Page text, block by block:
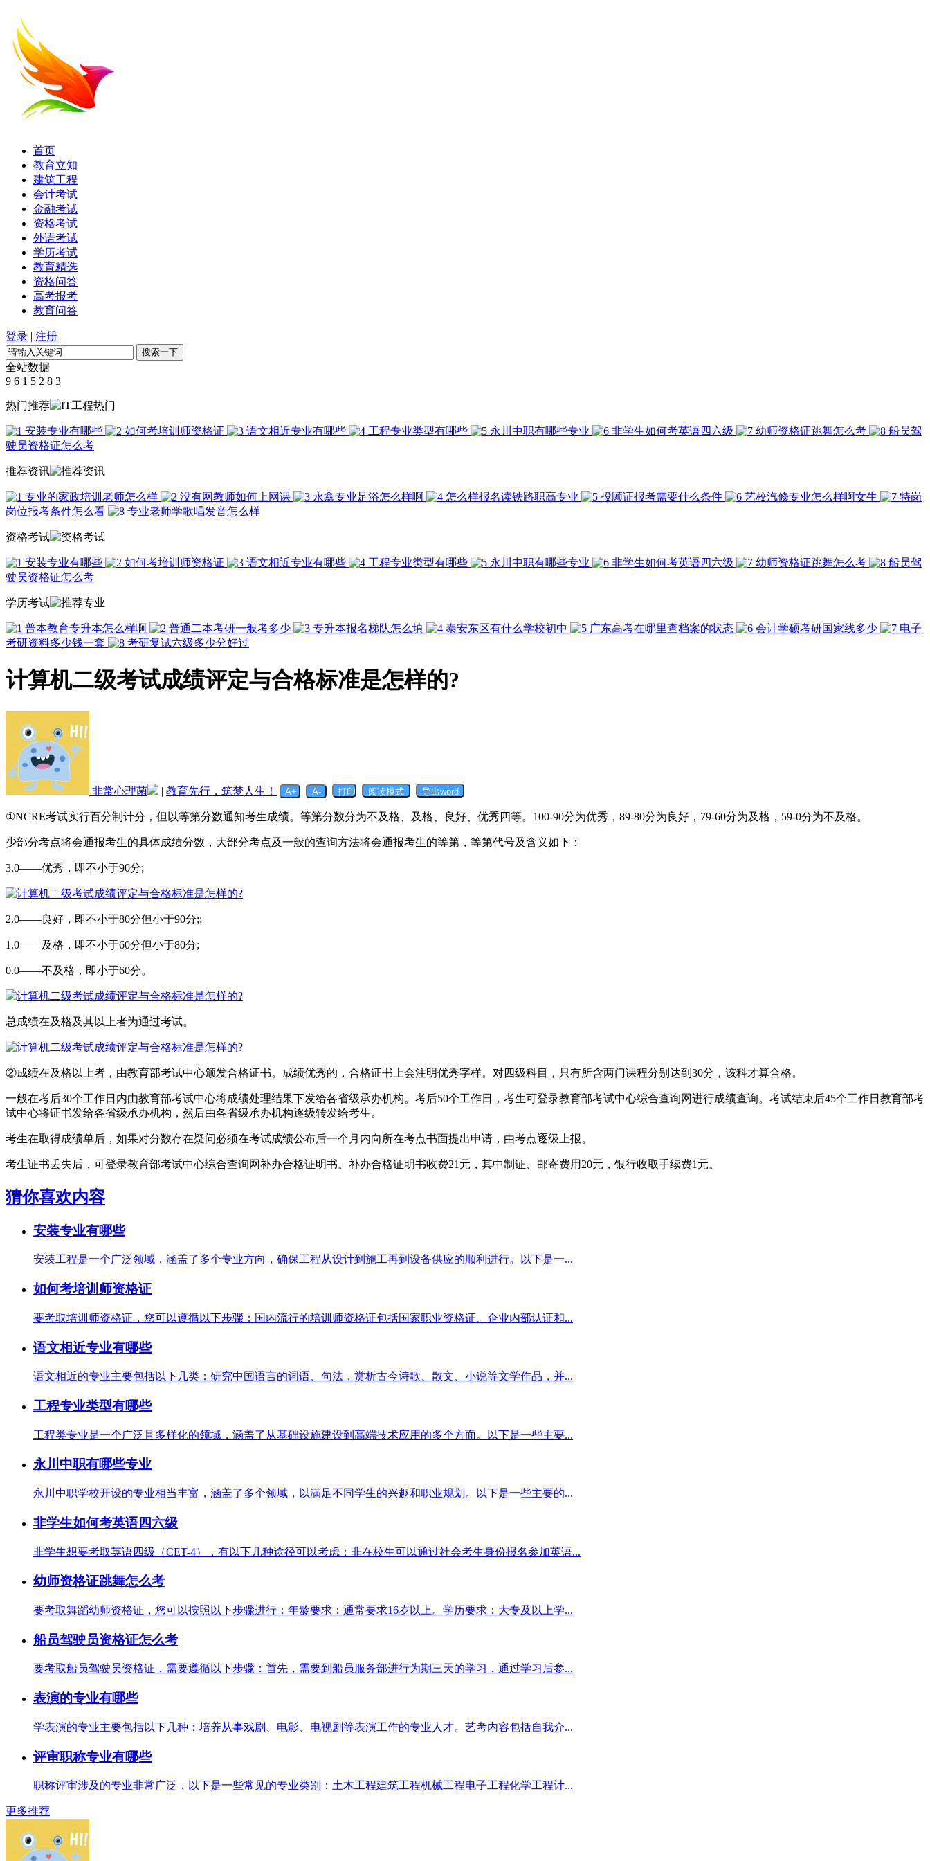
首页
教育立知
建筑工程
会计考试
金融考试
资格考试
外语考试
学历考试
教育精选
资格问答
高考报考
教育问答
登录 | 注册
全站数据
9 6 1 5 2 8 3
热门推荐
安装专业有哪些 如何考培训师资格证 语文相近专业有哪些 工程专业类型有哪些 永川中职有哪些专业 非学生如何考英语四六级 幼师资格证跳舞怎么考
船员驾
驶员资格证怎么考
推荐资讯
专业的家政培训老师怎么样 没有网教师如何上网课 永鑫专业足浴怎么样啊 怎么样报名读铁路职高专业 投顾证报考需要什么条件 艺校汽修专业怎么样啊女生
特岗
岗位报考条件怎么看
专业老师学歌唱发音怎么样
资格考试
安装专业有哪些 如何考培训师资格证 语文相近专业有哪些 工程专业类型有哪些 永川中职有哪些专业 非学生如何考英语四六级 幼师资格证跳舞怎么考
船员驾
驶员资格证怎么考
学历考试
普本教育专升本怎么样啊 普通二本考研一般考多少 专升本报名梯队怎么填 泰安东区有什么学校初中 广东高考在哪里查档案的状态 会计学硕考研国家线多少
电子
考研资料多少钱一套
考研复试六级多少分好过
计算机二级考试成绩评定与合格标准是怎样的?
非常心理菌 | 教育先行，筑梦人生！
①NCRE考试实行百分制计分，但以等第分数通知考生成绩。等第分数分为不及格、及格、良好、优秀四等。100-90分为优秀，89-80分为良好，79-60分为及格，59-0分为不及格。
少部分考点将会通报考生的具体成绩分数，大部分考点及一般的查询方法将会通报考生的等第，等第代号及含义如下：
3.0——优秀，即不小于90分;
2.0——良好，即不小于80分但小于90分;;
1.0——及格，即不小于60分但小于80分;
0.0——不及格，即小于60分。
总成绩在及格及其以上者为通过考试。
②成绩在及格以上者，由教育部考试中心颁发合格证书。成绩优秀的，合格证书上会注明优秀字样。对四级科目，只有所含两门课程分别达到30分，该科才算合格。
一般在考后30个工作日内由教育部考试中心将成绩处理结果下发给各省级承办机构。考后50个工作日，考生可登录教育部考试中心综合查询网进行成绩查询。考试结束后45个工作日教育部考
试中心将证书发给各省级承办机构，然后由各省级承办机构逐级转发给考生。
考生在取得成绩单后，如果对分数存在疑问必须在考试成绩公布后一个月内向所在考点书面提出申请，由考点逐级上报。
考生证书丢失后，可登录教育部考试中心综合查询网补办合格证明书。补办合格证明书收费21元，其中制证、邮寄费用20元，银行收取手续费1元。
猜你喜欢内容
安装专业有哪些
安装工程是一个广泛领域，涵盖了多个专业方向，确保工程从设计到施工再到设备供应的顺利进行。以下是一...
如何考培训师资格证
要考取培训师资格证，您可以遵循以下步骤：国内流行的培训师资格证包括国家职业资格证、企业内部认证和...
语文相近专业有哪些
语文相近的专业主要包括以下几类：研究中国语言的词语、句法，赏析古今诗歌、散文、小说等文学作品，并...
工程专业类型有哪些
工程类专业是一个广泛且多样化的领域，涵盖了从基础设施建设到高端技术应用的多个方面。以下是一些主要...
永川中职有哪些专业
永川中职学校开设的专业相当丰富，涵盖了多个领域，以满足不同学生的兴趣和职业规划。以下是一些主要的...
非学生如何考英语四六级
非学生想要考取英语四级（CET-4），有以下几种途径可以考虑：非在校生可以通过社会考生身份报名参加英语...
幼师资格证跳舞怎么考
要考取舞蹈幼师资格证，您可以按照以下步骤进行：年龄要求：通常要求16岁以上。学历要求：大专及以上学...
船员驾驶员资格证怎么考
要考取船员驾驶员资格证，需要遵循以下步骤：首先，需要到船员服务部进行为期三天的学习，通过学习后参...
表演的专业有哪些
学表演的专业主要包括以下几种：培养从事戏剧、电影、电视剧等表演工作的专业人才。艺考内容包括自我介...
评审职称专业有哪些
职称评审涉及的专业非常广泛，以下是一些常见的专业类别：土木工程建筑工程机械工程电子工程化学工程计...
更多推荐